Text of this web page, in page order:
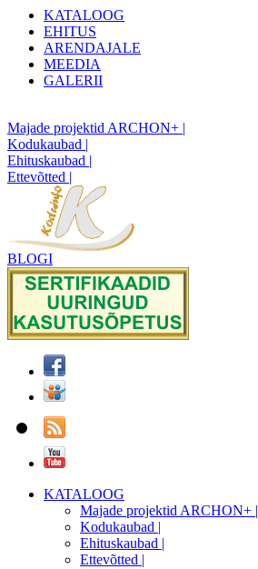
KATALOOG
EHITUS
ARENDAJALE
MEEDIA
GALERII
Majade projektid ARCHON+ |
Kodukaubad |
Ehituskaubad |
Ettevõtted |
BLOGI
KATALOOG
Majade projektid ARCHON+ |
Kodukaubad |
Ehituskaubad |
Ettevõtted |